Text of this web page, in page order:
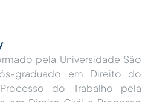
pela Universidade São
graduado em Direito do
do Trabalho pela